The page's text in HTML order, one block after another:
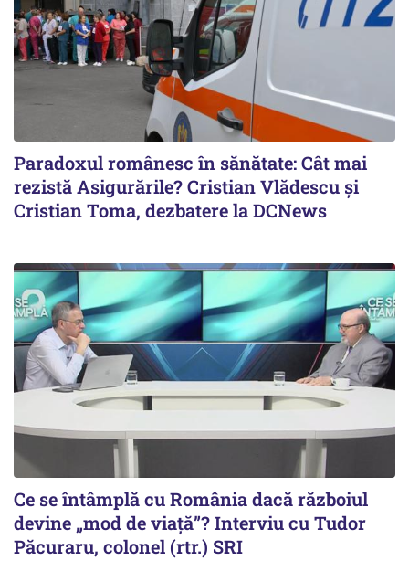
Paradoxul românesc în sănătate: Cât mai
rezistă Asigurările? Cristian Vlădescu și
Cristian Toma, dezbatere la DCNews
Ce se întâmplă cu România dacă războiul
devine „mod de viață”? Interviu cu Tudor
Păcuraru, colonel (rtr.) SRI